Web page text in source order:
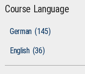
Course Language
German (145)
English (36)